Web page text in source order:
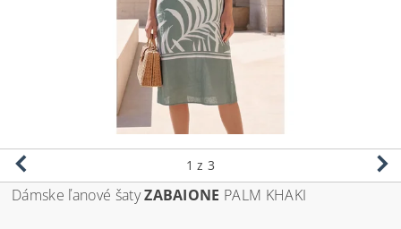
1 z 3
Dámske ľanové šatyZABAIONE PALM KHAKI